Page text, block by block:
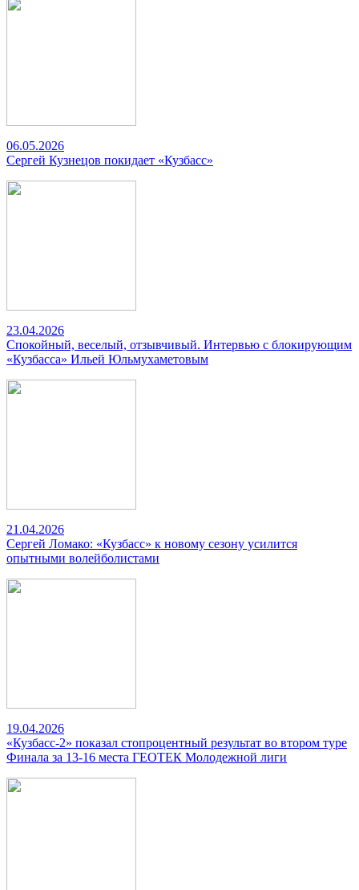
06.05.2026
Сергей Кузнецов покидает «Кузбасс»
23.04.2026
Спокойный, веселый, отзывчивый. Интервью с блокирующим
«Кузбасса» Ильей Юльмухаметовым
21.04.2026
Сергей Ломако: «Кузбасс» к новому сезону усилится
опытными волейболистами
19.04.2026
«Кузбасс-2» показал стопроцентный результат во втором туре
Финала за 13-16 места ГЕОТЕК Молодежной лиги